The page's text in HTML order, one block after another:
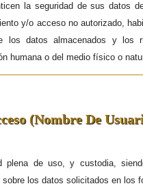
la seguridad de sus datos
y/o acceso no autorizado,
los datos almacenados y los
humana o del medio físico o
(Nombre De
plena de uso, y custodia,
los datos solicitados en los